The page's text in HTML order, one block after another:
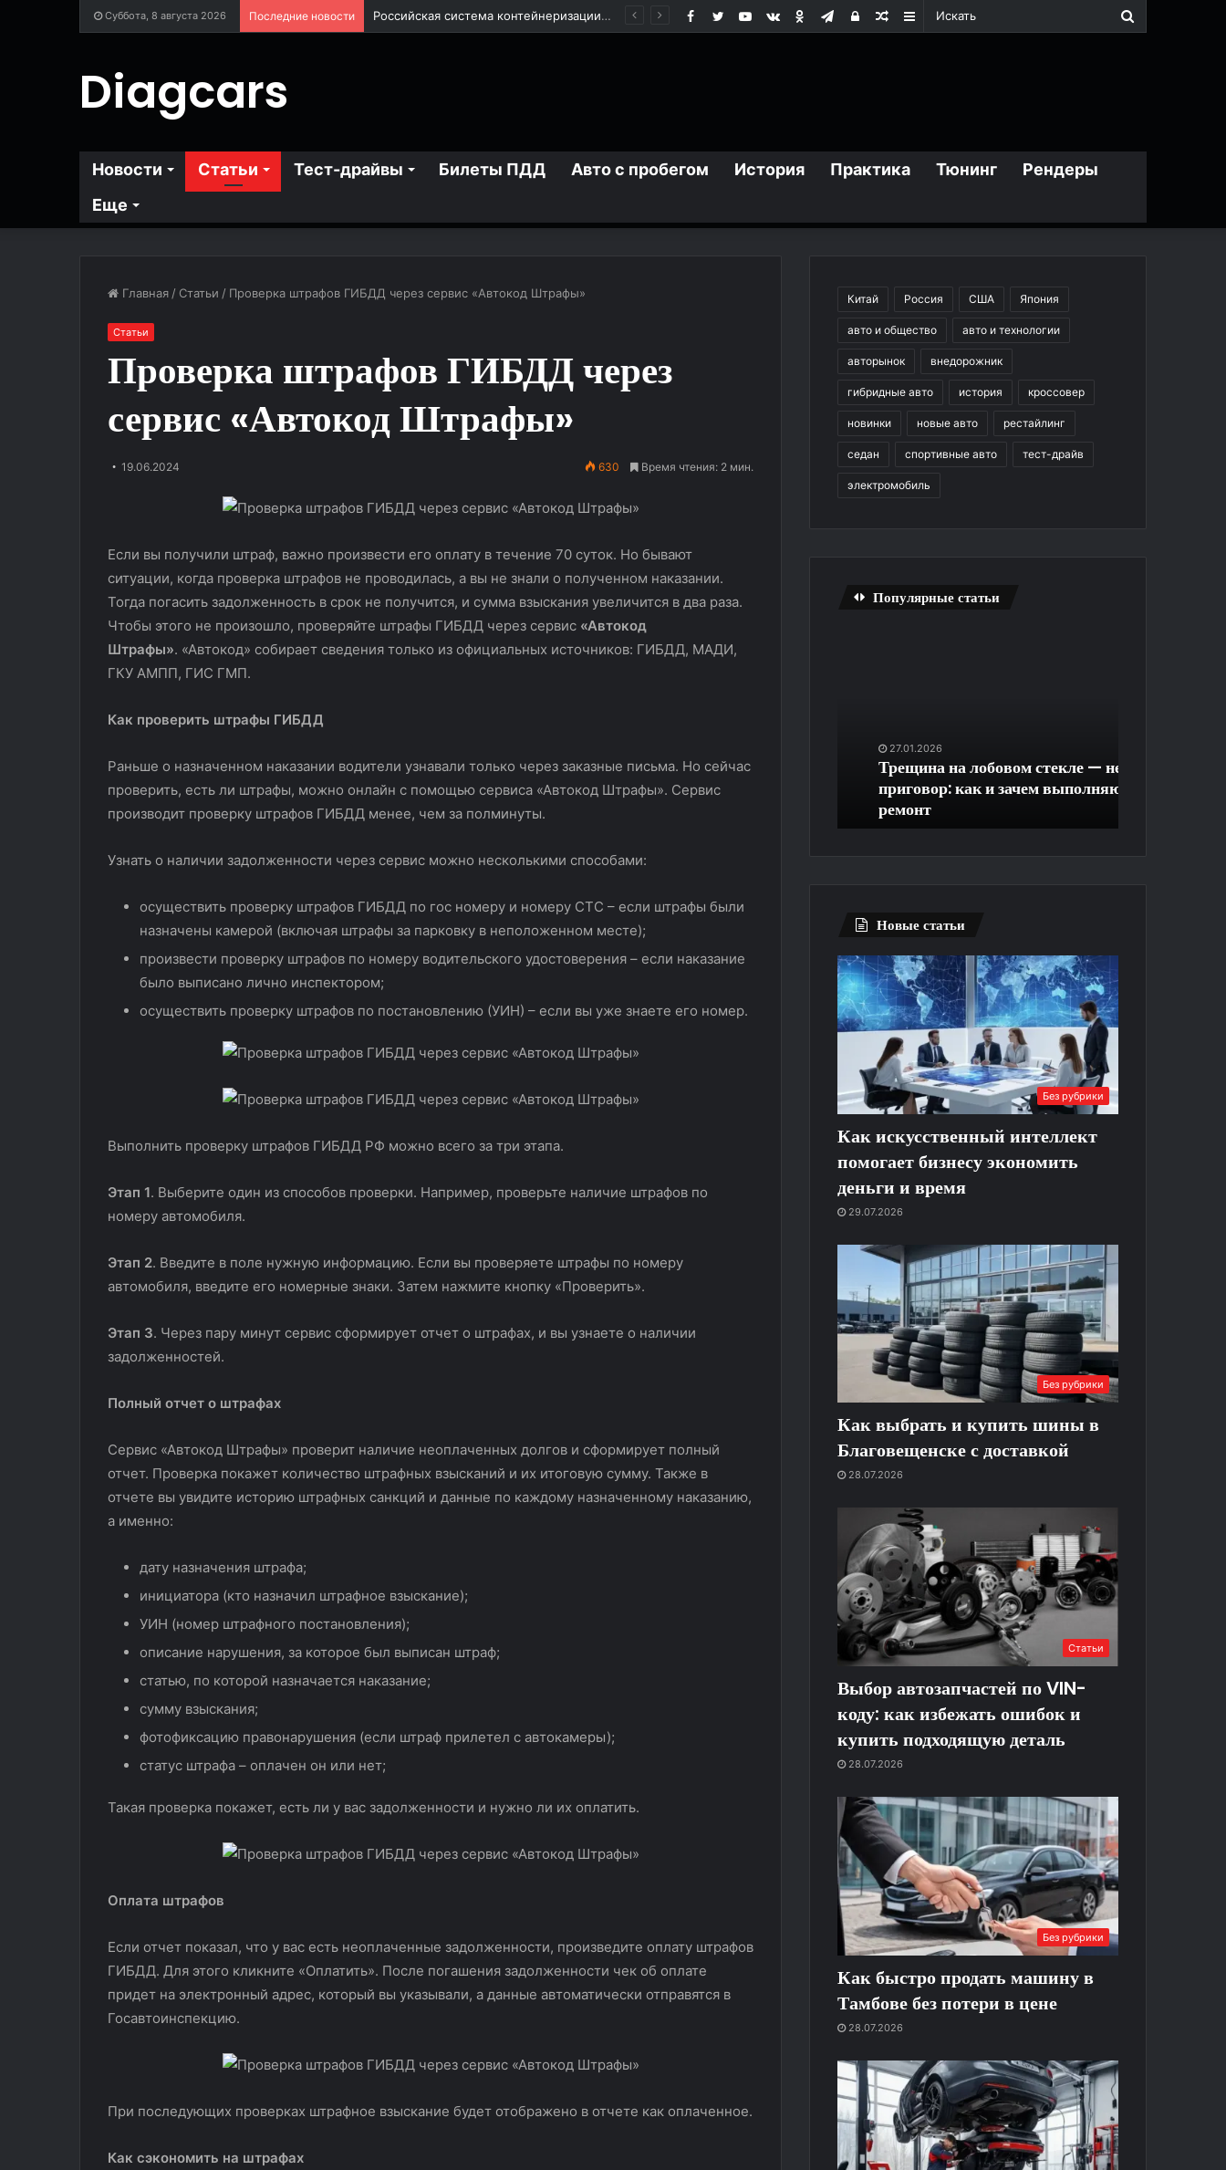
Суббота, 8 августа 2026 Последние новости BAIC X55: городской кроссовер для повседневных поездок Sidebar
Случайная
Войти
Telegram
Одноклассники
vk.com
YouTube
Twitter
Facebook
Diagcars
Новости Статьи Тест-драйвы Билеты ПДД Авто с пробегом История Практика Тюнинг
Рендеры
Еще
Главная / Статьи / Проверка штрафов ГИБДД через сервис «Автокод Штрафы»
Статьи
Проверка штрафов ГИБДД через
сервис «Автокод Штрафы»
19.06.2024 630 Время чтения: 2 мин.
Если вы получили штраф, важно произвести его оплату в течение 70 суток. Но бывают
ситуации, когда проверка штрафов не проводилась, а вы не знали о полученном наказании.
Тогда погасить задолженность в срок не получится, и сумма взыскания увеличится в два раза.
Чтобы этого не произошло, проверяйте штрафы ГИБДД через сервис «Автокод
Штрафы». «Автокод» собирает сведения только из официальных источников: ГИБДД, МАДИ,
ГКУ АМПП, ГИС ГМП.
Как проверить штрафы ГИБДД
Раньше о назначенном наказании водители узнавали только через заказные письма. Но сейчас
проверить, есть ли штрафы, можно онлайн с помощью сервиса «Автокод Штрафы». Сервис
производит проверку штрафов ГИБДД менее, чем за полминуты.
Узнать о наличии задолженности через сервис можно несколькими способами:
осуществить проверку штрафов ГИБДД по гос номеру и номеру СТС – если штрафы были
назначены камерой (включая штрафы за парковку в неположенном месте);
произвести проверку штрафов по номеру водительского удостоверения – если наказание
было выписано лично инспектором;
осуществить проверку штрафов по постановлению (УИН) – если вы уже знаете его номер.
Выполнить проверку штрафов ГИБДД РФ можно всего за три этапа.
Этап 1. Выберите один из способов проверки. Например, проверьте наличие штрафов по
номеру автомобиля.
Этап 2. Введите в поле нужную информацию. Если вы проверяете штрафы по номеру
автомобиля, введите его номерные знаки. Затем нажмите кнопку «Проверить».
Этап 3. Через пару минут сервис сформирует отчет о штрафах, и вы узнаете о наличии
задолженностей.
Полный отчет о штрафах
Сервис «Автокод Штрафы» проверит наличие неоплаченных долгов и сформирует полный
отчет. Проверка покажет количество штрафных взысканий и их итоговую сумму. Также в
отчете вы увидите историю штрафных санкций и данные по каждому назначенному наказанию,
а именно:
дату назначения штрафа;
инициатора (кто назначил штрафное взыскание);
УИН (номер штрафного постановления);
описание нарушения, за которое был выписан штраф;
статью, по которой назначается наказание;
сумму взыскания;
фотофиксацию правонарушения (если штраф прилетел с автокамеры);
статус штрафа – оплачен он или нет;
Такая проверка покажет, есть ли у вас задолженности и нужно ли их оплатить.
Оплата штрафов
Если отчет показал, что у вас есть неоплаченные задолженности, произведите оплату штрафов
ГИБДД. Для этого кликните «Оплатить». После погашения задолженности чек об оплате
придет на электронный адрес, который вы указывали, а данные автоматически отправятся в
Госавтоинспекцию.
При последующих проверках штрафное взыскание будет отображено в отчете как оплаченное.
Как сэкономить на штрафах
Китай Россия США Япония
авто и общество авто и технологии
авторынок внедорожник
гибридные авто история кроссовер
новинки новые авто рестайлинг
седан спортивные авто тест-драйв
электромобиль
Популярные статьи
Альтернатива хитовому Monjaro?
Тест-драйв Geely Okavango
Защитная
полиуретановая
BodyFence:
надежная
кузова
автомобиля
Защитная полиуретановая пленка
Hexis BodyFence: надежная
защита кузова автомобиля
ветер
покоряет
Москву
Восточный ветер в столице:
JETOUR GN Service покоряет
приговор:
выполняют
27.01.2026
Трещина на лобовом стекле — не
приговор: как и зачем выполняют
ремонт
придомовую
территорию
Новые статьи
Без рубрики
Как искусственный интеллект
помогает бизнесу экономить
деньги и время
29.07.2026
Без рубрики
Как выбрать и купить шины в
Благовещенске с доставкой
28.07.2026
Статьи
Выбор автозапчастей по VIN-
коду: как избежать ошибок и
купить подходящую деталь
28.07.2026
Без рубрики
Как быстро продать машину в
Тамбове без потери в цене
28.07.2026